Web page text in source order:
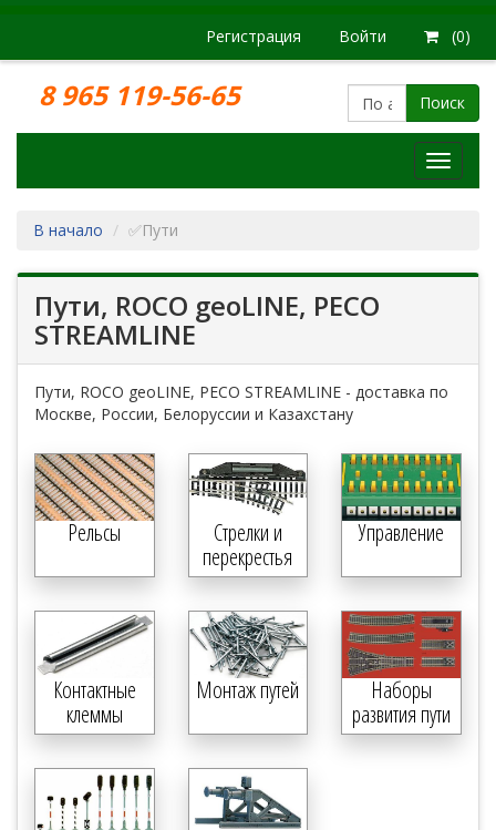
Регистрация Войти (0)
8 965 119-56-65 Поиск
Модели
В начало
✅Пути
Пути, ROCO geoLINE, PECO
STREAMLINE
Пути, ROCO geoLINE, PECO STREAMLINE - доставка по
Москве, России, Белоруссии и Казахстану
Рельсы
Стрелки и
перекрестья
Управление
Контактные
клеммы
Монтаж путей
Наборы
развития пути